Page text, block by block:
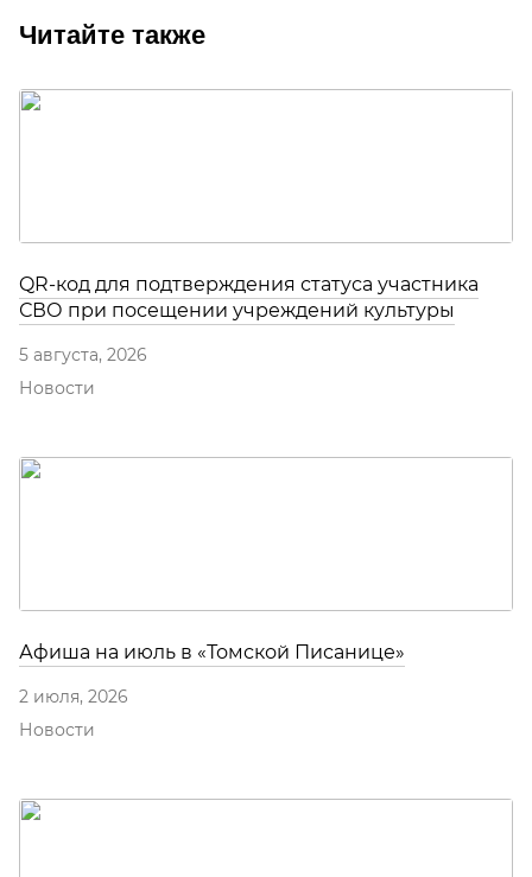
Читайте также
QR-код для подтверждения статуса участника
СВО при посещении учреждений культуры
5 августа, 2026
Новости
Афиша на июль в «Томской Писанице»
2 июля, 2026
Новости